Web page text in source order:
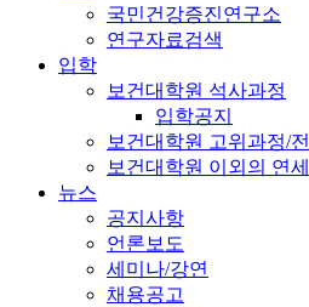
국민건강증진연구소
연구자료검색
입학
보건대학원 석사과정
입학공지
보건대학원 고위과정/
보건대학원 이외의 연
뉴스
공지사항
언론보도
세미나/강연
채용공고